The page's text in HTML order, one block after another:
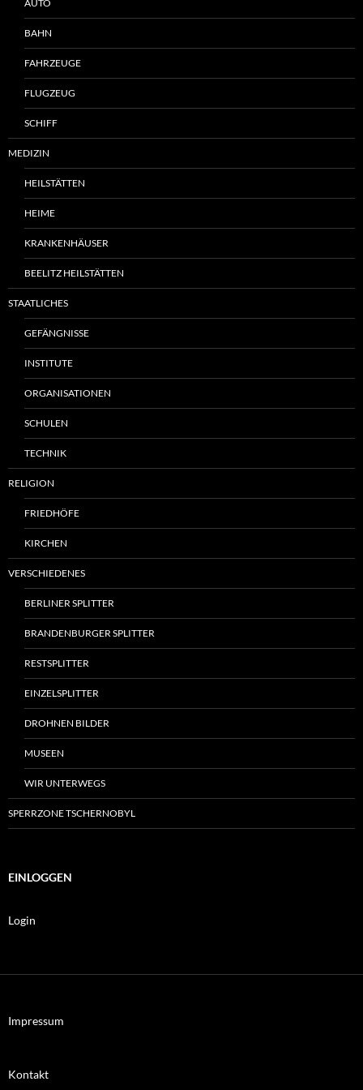
AUTO
BAHN
FAHRZEUGE
FLUGZEUG
SCHIFF
MEDIZIN
HEILSTÄTTEN
HEIME
KRANKENHÄUSER
BEELITZ HEILSTÄTTEN
STAATLICHES
GEFÄNGNISSE
INSTITUTE
ORGANISATIONEN
SCHULEN
TECHNIK
RELIGION
FRIEDHÖFE
KIRCHEN
VERSCHIEDENES
BERLINER SPLITTER
BRANDENBURGER SPLITTER
RESTSPLITTER
EINZELSPLITTER
DROHNEN BILDER
MUSEEN
WIR UNTERWEGS
SPERRZONE TSCHERNOBYL
EINLOGGEN
Login
Impressum
Kontakt